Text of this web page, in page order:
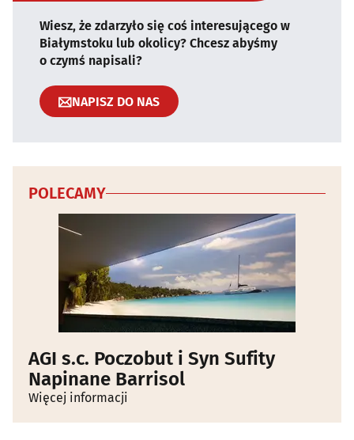
Wiesz, że zdarzyło się coś interesującego w
Białymstoku lub okolicy? Chcesz abyśmy
o czymś napisali?
NAPISZ DO NAS
POLECAMY
AGI s.c. Poczobut i Syn Sufity
Napinane Barrisol
Więcej informacji